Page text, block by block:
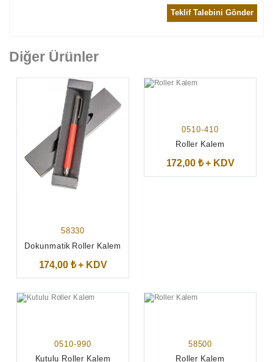
Teklif Talebini Gönder
Diğer Ürünler
58330
Dokunmatik Roller Kalem
174,00 ₺ + KDV
0510-410
Roller Kalem
172,00 ₺ + KDV
0510-990
Kutulu Roller Kalem
58500
Roller Kalem